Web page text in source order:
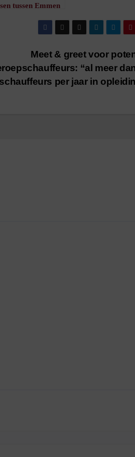
tussen Emmen
minuut leestijd
Meet & greet voor
“al meer
per jaar in